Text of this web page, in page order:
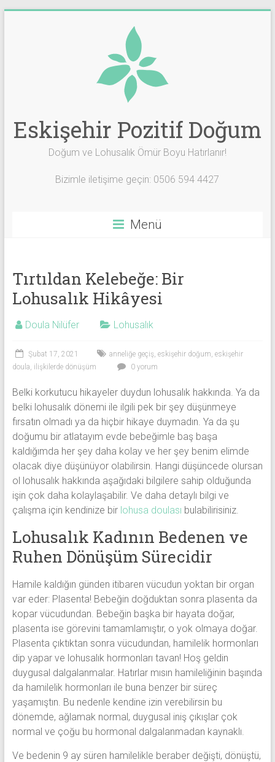
Eskişehir Pozitif Doğum
Doğum ve Lohusalık Ömür Boyu Hatırlanır!
Bizimle iletişime geçin: 0506 594 4427
Menü
Tırtıldan Kelebeğe: Bir
Lohusalık Hikâyesi
Doula Nilüfer Lohusalık
Şubat 17, 2021 anneliğe geçiş, eskişehir doğum, eskişehir
doula, ilişkilerde dönüşüm 0 yorum
Belki korkutucu hikayeler duydun lohusalık hakkında. Ya da
belki lohusalık dönemi ile ilgili pek bir şey düşünmeye
fırsatın olmadı ya da hiçbir hikaye duymadın. Ya da şu
doğumu bir atlatayım evde bebeğimle baş başa
kaldığımda her şey daha kolay ve her şey benim elimde
olacak diye düşünüyor olabilirsin. Hangi düşüncede olursan
ol lohusalık hakkında aşağıdaki bilgilere sahip olduğunda
işin çok daha kolaylaşabilir. Ve daha detaylı bilgi ve
çalışma için kendinize bir lohusa doulası bulabilirisiniz.
Lohusalık Kadının Bedenen ve
Ruhen Dönüşüm Sürecidir
Hamile kaldığın günden itibaren vücudun yoktan bir organ
var eder: Plasenta! Bebeğin doğduktan sonra plasenta da
kopar vücudundan. Bebeğin başka bir hayata doğar,
plasenta ise görevini tamamlamıştır, o yok olmaya doğar.
Plasenta çıktıktan sonra vücudundan, hamilelik hormonları
dip yapar ve lohusalık hormonları tavan! Hoş geldin
duygusal dalgalanmalar. Hatırlar mısın hamileliğinin başında
da hamilelik hormonları ile buna benzer bir süreç
yaşamıştın. Bu nedenle kendine izin verebilirsin bu
dönemde, ağlamak normal, duygusal iniş çıkışlar çok
normal ve çoğu bu hormonal dalgalanmadan kaynaklı.
Ve bedenin 9 ay süren hamilelikle beraber değişti, dönüştü,